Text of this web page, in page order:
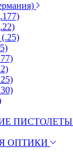
(.25)
ПИСТОЛЕТЫ
ОПТИКИ